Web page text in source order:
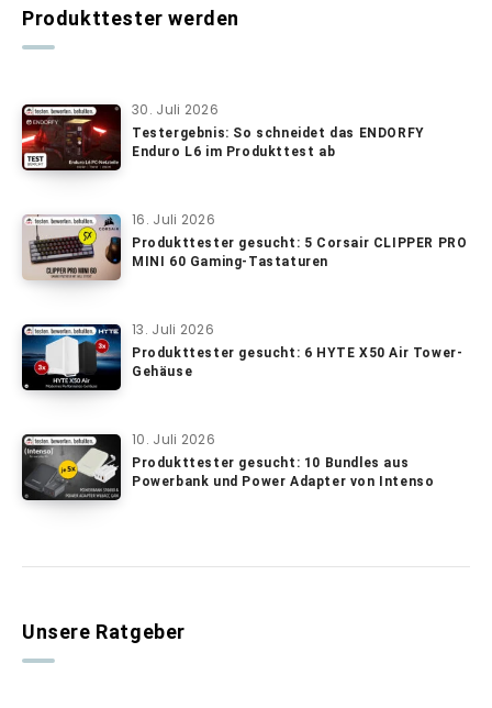
Produkttester werden
30. Juli 2026
Testergebnis: So schneidet das ENDORFY
Enduro L6 im Produkttest ab
16. Juli 2026
Produkttester gesucht: 5 Corsair CLIPPER PRO
MINI 60 Gaming-Tastaturen
13. Juli 2026
Produkttester gesucht: 6 HYTE X50 Air Tower-
Gehäuse
10. Juli 2026
Produkttester gesucht: 10 Bundles aus
Powerbank und Power Adapter von Intenso
Unsere Ratgeber